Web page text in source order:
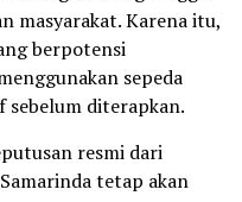
masyarakat. Karena itu,
berpotensi
sepeda
sebelum diterapkan.
resmi dari
tetap akan